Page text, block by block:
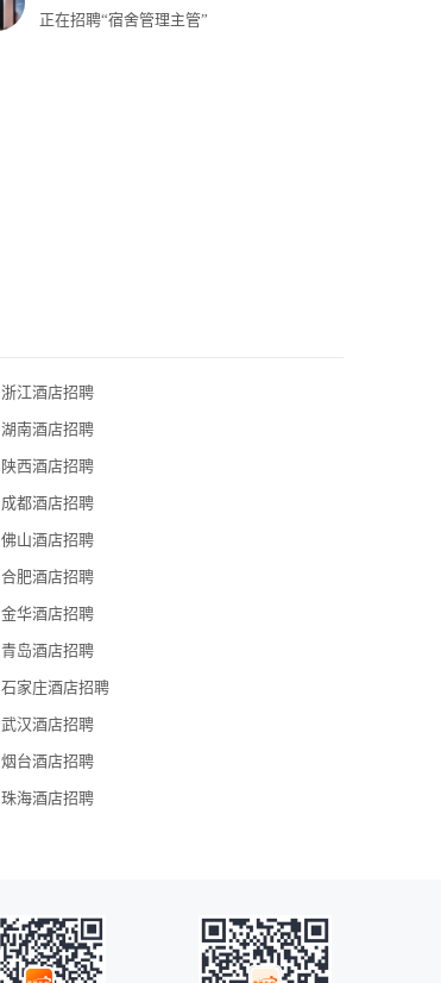
正在招聘“宿舍管理主管”
浙江酒店招聘
湖南酒店招聘
陕西酒店招聘
成都酒店招聘
佛山酒店招聘
合肥酒店招聘
金华酒店招聘
青岛酒店招聘
石家庄酒店招聘
武汉酒店招聘
烟台酒店招聘
珠海酒店招聘